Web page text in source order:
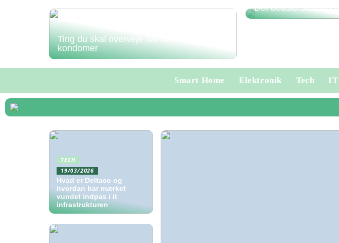
Ting du skal overveje når du køber
kondomer
Det bedste sted til
Smart Home Elektronik Tech IT
TECH
19/03/2026
Hvad er Deltaco og
hvordan har mærket
vundet indpas i it
infrastrukturen